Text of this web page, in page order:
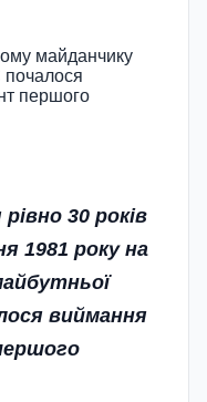
30 років
1981 року на
виймання